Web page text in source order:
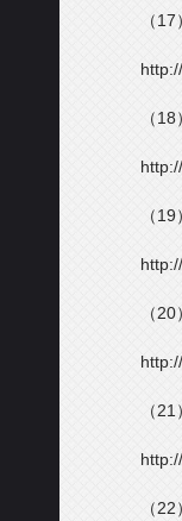
（
（
（
（
（
（